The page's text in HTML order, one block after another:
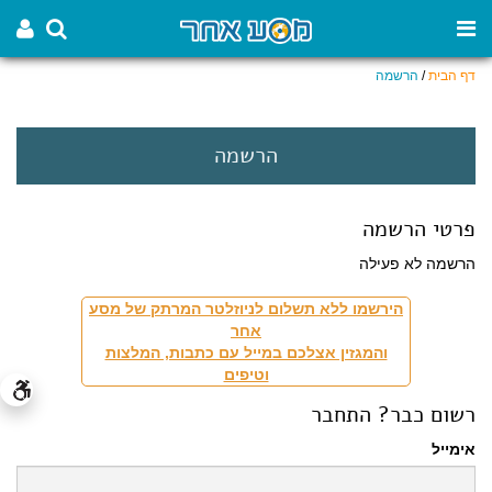
דף הבית/ הרשמה
הרשמה
פרטי הרשמה
הרשמה לא פעילה
הירשמו ללא תשלום לניוזלטר המרתק של מסע
אחר
והמגזין אצלכם במייל עם כתבות, המלצות
וטיפים
רשום כבר? התחבר
אימייל